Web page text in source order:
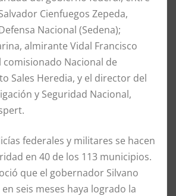
Cienfuegos Zepeda,
Nacional (Sedena);
almirante Vidal Francisco
comisionado Nacional de
Sales Heredia, y el director del
y Seguridad Nacional,
federales y militares se hacen
en 40 de los 113 municipios.
que el gobernador Silvano
seis meses haya logrado la